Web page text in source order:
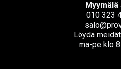
Myymälä
010 323
Löydä
ma-pe klo